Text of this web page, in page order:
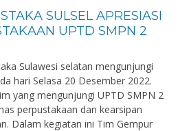
SULSEL APRESIASI
UPTD SMPN 2
Sulawesi selatan mengunjungi
hari Selasa 20 Desember 2022.
yang mengunjungi UPTD SMPN 2
perpustakaan dan kearsipan
Dalam kegiatan ini Tim Gempur